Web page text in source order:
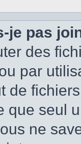
je pas
des
par
de
que seul
ne